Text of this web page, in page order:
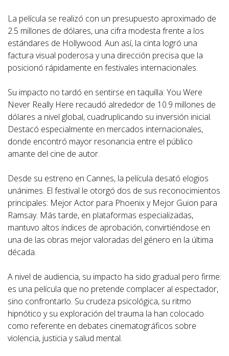
La película se realizó con un presupuesto aproximado de
2.5 millones de dólares, una cifra modesta frente a los
estándares de Hollywood. Aun así, la cinta logró una
factura visual poderosa y una dirección precisa que la
posicionó rápidamente en festivales internacionales.
Su impacto no tardó en sentirse en taquilla: You Were
Never Really Here recaudó alrededor de 10.9 millones de
dólares a nivel global, cuadruplicando su inversión inicial.
Destacó especialmente en mercados internacionales,
donde encontró mayor resonancia entre el público
amante del cine de autor.
Desde su estreno en Cannes, la película desató elogios
unánimes. El festival le otorgó dos de sus reconocimientos
principales: Mejor Actor para Phoenix y Mejor Guion para
Ramsay. Más tarde, en plataformas especializadas,
mantuvo altos índices de aprobación, convirtiéndose en
una de las obras mejor valoradas del género en la última
década.
A nivel de audiencia, su impacto ha sido gradual pero firme:
es una película que no pretende complacer al espectador,
sino confrontarlo. Su crudeza psicológica, su ritmo
hipnótico y su exploración del trauma la han colocado
como referente en debates cinematográficos sobre
violencia, justicia y salud mental.